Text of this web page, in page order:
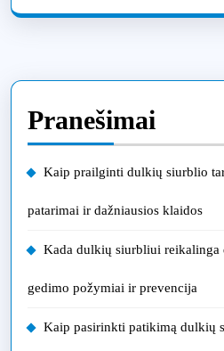
Pranešimai
Kaip prailginti dulkių siurblio
patarimai ir dažniausios klaidos
Kada dulkių siurbliui reikalinga
gedimo požymiai ir prevencija
Kaip pasirinkti patikimą dulkių